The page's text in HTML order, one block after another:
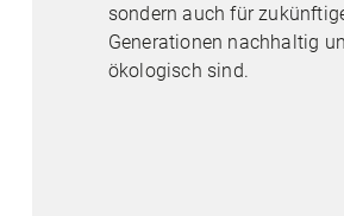
sondern auch für
Generationen nachhaltig
ökologisch sind.